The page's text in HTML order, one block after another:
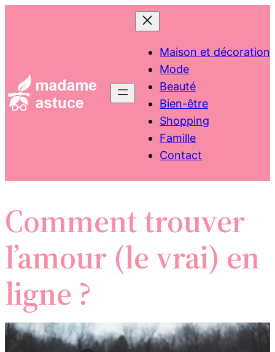
Maison et décoration
Mode
Beauté
Bien-être
Shopping
Famille
Contact
Comment trouver
l’amour (le vrai) en
ligne ?